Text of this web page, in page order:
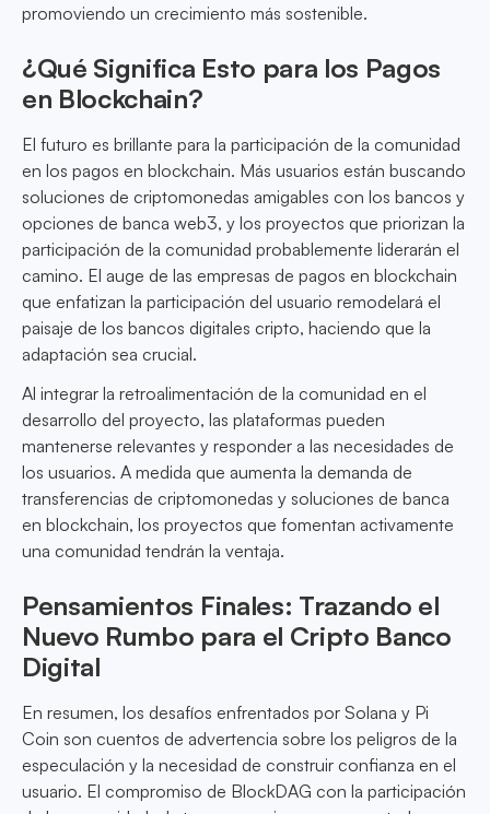
promoviendo un crecimiento más sostenible.
¿Qué Significa Esto para los Pagos
en Blockchain?
El futuro es brillante para la participación de la comunidad
en los pagos en blockchain. Más usuarios están buscando
soluciones de criptomonedas amigables con los bancos y
opciones de banca web3, y los proyectos que priorizan la
participación de la comunidad probablemente liderarán el
camino. El auge de las empresas de pagos en blockchain
que enfatizan la participación del usuario remodelará el
paisaje de los bancos digitales cripto, haciendo que la
adaptación sea crucial.
Al integrar la retroalimentación de la comunidad en el
desarrollo del proyecto, las plataformas pueden
mantenerse relevantes y responder a las necesidades de
los usuarios. A medida que aumenta la demanda de
transferencias de criptomonedas y soluciones de banca
en blockchain, los proyectos que fomentan activamente
una comunidad tendrán la ventaja.
Pensamientos Finales: Trazando el
Nuevo Rumbo para el Cripto Banco
Digital
En resumen, los desafíos enfrentados por Solana y Pi
Coin son cuentos de advertencia sobre los peligros de la
especulación y la necesidad de construir confianza en el
usuario. El compromiso de BlockDAG con la participación